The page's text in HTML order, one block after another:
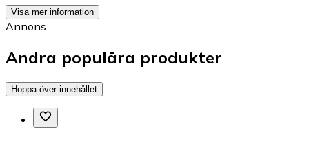
Visa mer information
Annons
Andra populära produkter
Hoppa över innehållet